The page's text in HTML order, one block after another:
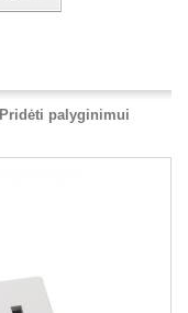
Pridėti palyginimui